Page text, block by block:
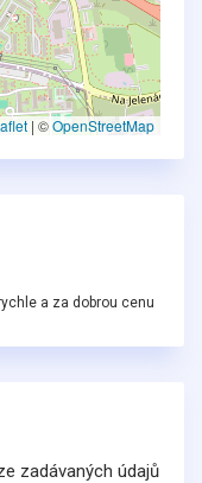
| ©OpenStreetMap
a za dobrou cenu
zadávaných údajů